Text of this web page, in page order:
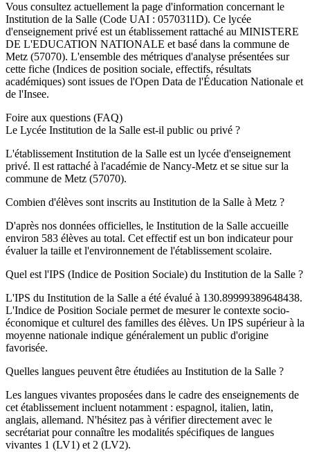
Vous consultez actuellement la page d'information concernant le
Institution de la Salle (Code UAI : 0570311D). Ce lycée
d'enseignement privé est un établissement rattaché au MINISTERE
DE L'EDUCATION NATIONALE et basé dans la commune de
Metz (57070). L'ensemble des métriques d'analyse présentées sur
cette fiche (Indices de position sociale, effectifs, résultats
académiques) sont issues de l'Open Data de l'Éducation Nationale et
de l'Insee.
Foire aux questions (FAQ)
Le Lycée Institution de la Salle est-il public ou privé ?
L'établissement Institution de la Salle est un lycée d'enseignement
privé. Il est rattaché à l'académie de Nancy-Metz et se situe sur la
commune de Metz (57070).
Combien d'élèves sont inscrits au Institution de la Salle à Metz ?
D'après nos données officielles, le Institution de la Salle accueille
environ 583 élèves au total. Cet effectif est un bon indicateur pour
évaluer la taille et l'environnement de l'établissement scolaire.
Quel est l'IPS (Indice de Position Sociale) du Institution de la Salle ?
L'IPS du Institution de la Salle a été évalué à 130.89999389648438.
L'Indice de Position Sociale permet de mesurer le contexte socio-
économique et culturel des familles des élèves. Un IPS supérieur à la
moyenne nationale indique généralement un public d'origine
favorisée.
Quelles langues peuvent être étudiées au Institution de la Salle ?
Les langues vivantes proposées dans le cadre des enseignements de
cet établissement incluent notamment : espagnol, italien, latin,
anglais, allemand. N'hésitez pas à vérifier directement avec le
secrétariat pour connaître les modalités spécifiques de langues
vivantes 1 (LV1) et 2 (LV2).